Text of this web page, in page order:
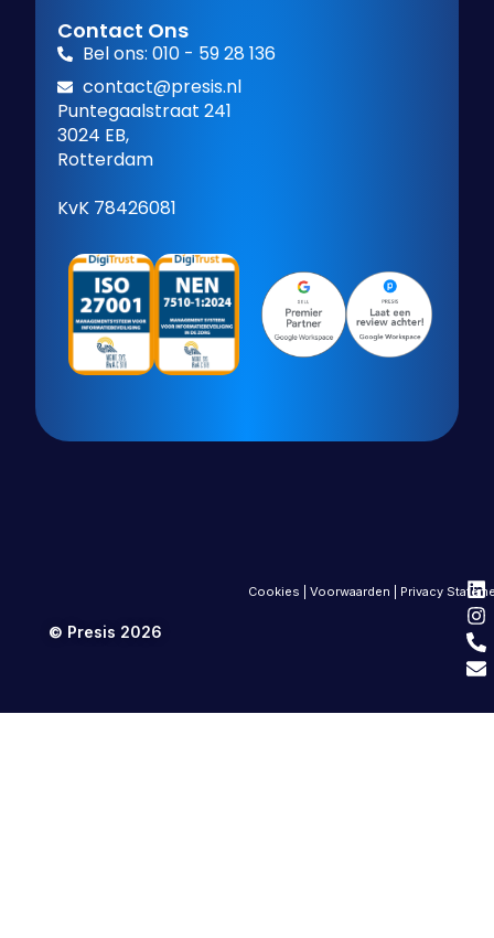
Contact Ons
Bel ons: 010 - 59 28 136
contact@presis.nl
Puntegaalstraat 241
3024 EB,
Rotterdam
KvK 78426081
© Presis 2026
Cookies |Voorwaarden Privacy